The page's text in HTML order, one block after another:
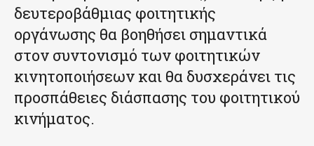
δευτεροβάθμιας φοιτητικής
οργάνωσης θα βοηθήσει σημαντικά
στον συντονισμό των φοιτητικών
κινητοποιήσεων και θα δυσχεράνει τις
προσπάθειες διάσπασης του φοιτητικού
κινήματος.